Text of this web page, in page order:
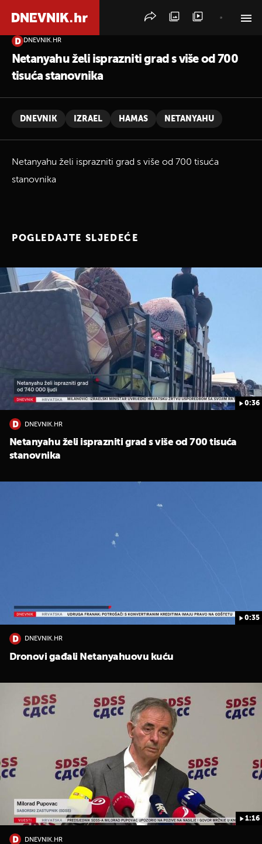
DNEVNIK.HR
Netanyahu želi isprazniti grad s više od 700
tisuća stanovnika
DNEVNIK IZRAEL HAMAS NETANYAHU
Netanyahu želi isprazniti grad s više od 700 tisuća
stanovnika
POGLEDAJTE SLJEDEĆE
0:36
DNEVNIK.HR
Netanyahu želi isprazniti grad s više od 700 tisuća
stanovnika
0:35
DNEVNIK.HR
Dronovi gađali Netanyahuovu kuću
1:16
DNEVNIK.HR
PRETRAŽITE VIJESTI